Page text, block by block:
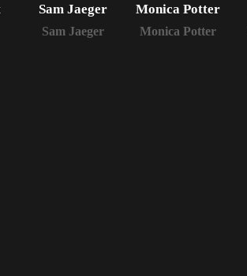
Monica Potter
Monica Potter
Sam Jaeger
Sam Jaeger